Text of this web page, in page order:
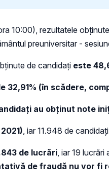
10:00), rezultatele
preuniversitar -
de candidați este
32,91% (în scădere,
au obținut note
, iar 11.948 de
de lucrări, iar 19
de fraudă nu vor fi